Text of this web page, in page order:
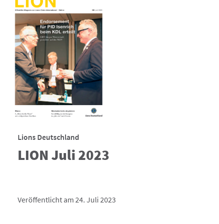
Lions Deutschland
LION Juli 2023
Veröffentlicht am 24. Juli 2023